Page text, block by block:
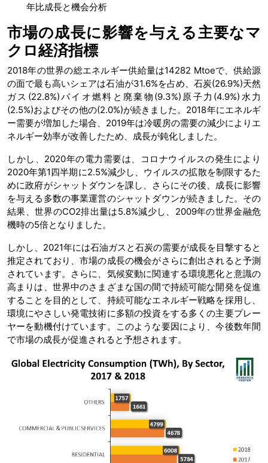
年比成長と機会分析
市場の成長に影響を与える主要なマ
クロ経済指標
2018年の世界の総エネルギー供給量は14282 Mtoeで、供給源
の面で最も高いシェアは石油が31.6%を占め、石炭(26.9%)天然
ガス(22.8%)バイオ燃料と廃棄物(9.3%)原子力(4.9%)水力
(2.5%)およびその他の(2.0%)が続きました。2018年にエネルギ
ー需要が増加した場合、2019年は冷暖房の需要の減少によりエ
ネルギー効率が改善したため、成長が鈍化しました。
しかし、2020年の電力需要は、コロナウイルスの発生により
2020年第1四半期に2.5%減少し、ウイルスの拡散を制限するた
めに政府がシャットダウンを課し、さらにその後、成長に影響
を与える多数の事業運営のシャットダウンが続きました。その
結果、世界のCO2排出量は5.8%減少し、2009年の世界金融危
機時の5倍となりました。
しかし、2021年には石油ガスと石炭の需要が成長を目撃すると
推定されており、市場の成長の機会がさらに創出されると予測
されています。さらに、気候変動に関連する環境悪化と意識の
高まりは、世界中のさまざまな国の間で持続可能な開発を促進
することを目的として、持続可能なエネルギー戦略を採用し、
環境にやさしい発電技術に多額の投資をする多くの主要プレー
ヤーを動機付けています。このような要因により、今後数年間
で市場の成長が促進されると予想されます。